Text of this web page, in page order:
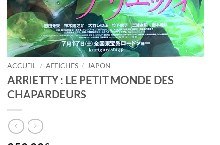
ACCUEIL / AFFICHES / JAPON
ARRIETTY : LE PETIT MONDE DES
CHAPARDEURS